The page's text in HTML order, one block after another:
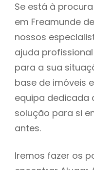
Se está à
em Freamunde
nossos
ajuda
para a sua
base de imóveis
equipa dedicada
solução para si
antes.
Iremos fazer os